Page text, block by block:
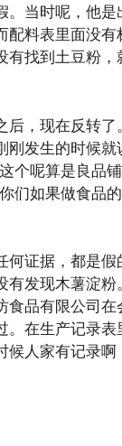
当时呢，他是
料表里面没
有找到土豆粉
后，现在反转
发生的时候就
个呢算是良品
们如果做食品
证据，都是
发现木薯淀
品有限公司
在生产记录
人家有记录